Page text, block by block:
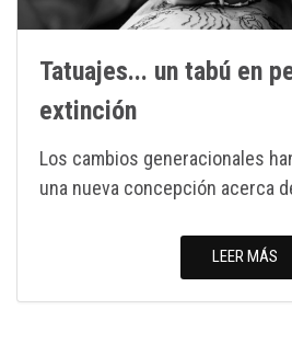
Tatuajes... un tabú en
extinción
Los cambios generacionales
una nueva concepción acerca
LEER MÁS